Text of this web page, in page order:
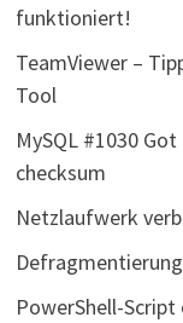
funktioniert!
TeamViewer –
Tool
MySQL #1030
checksum
Netzlaufwerk
PowerShell-